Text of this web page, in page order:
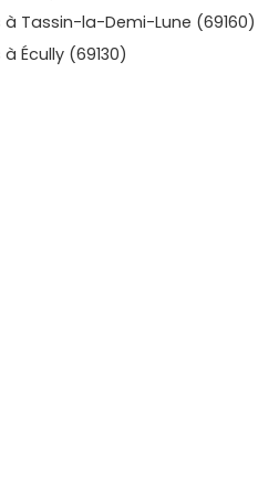
te faire une idée claire,
neuf, regarde les
rapidement lequel
à Tassin-la-Demi-Lune (69160)
Écully (69130)